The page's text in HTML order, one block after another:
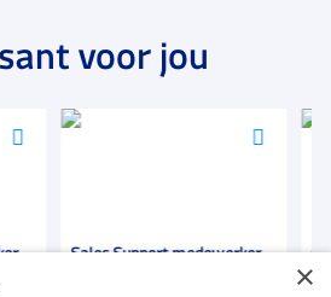
voor jou
Voeg
Voeg
Sales Support medewerker
×